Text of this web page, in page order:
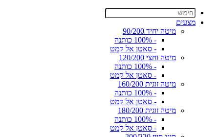
מצעים
מיטה יחיד 90/200
- 100% כותנה
- סאטן אל קמט
מיטה וחצי 120/200
- 100% כותנה
- סאטן אל קמט
מיטה זוגית 160/200
- 100% כותנה
- סאטן אל קמט
מיטה זוגית 180/200
- 100% כותנה
- סאטן אל קמט